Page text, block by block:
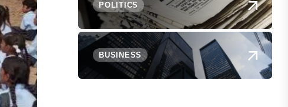
POLITICS
BUSINESS